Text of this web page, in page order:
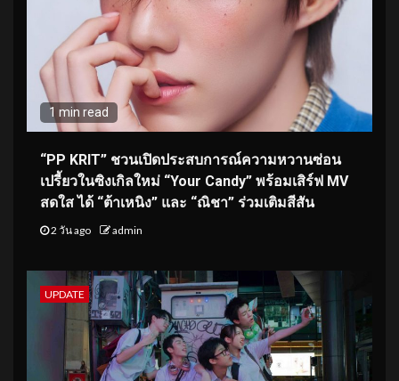
1 min read
“PP KRIT” ชวนเปิดประสบการณ์ความหวานซ่อน
เปรี้ยวในซิงเกิลใหม่ “Your Candy” พร้อมเสิร์ฟ MV
สดใส ได้ “ต้าเหนิง” และ “ณิชา” ร่วมเติมสีสัน
2 วัน ago admin
UPDATE